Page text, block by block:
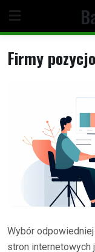
content
Firmy
Wybór
stron internetowych